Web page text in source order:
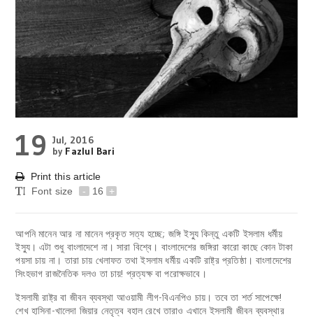
19 Jul, 2016
by Fazlul Bari
Print this article
Font size
- 16 +
আপনি মানেন আর না মানেন প্রকৃত সত্য হচ্ছে; জঙ্গি ইস্যু কিন্তু একটি ইসলাম ধর্মীয়
ইস্যু। এটা শুধু বাংলাদেশে না। সারা বিশ্বে। বাংলাদেশের জঙ্গিরা কারো কাছে কোন টাকা
পয়সা চায় না। তারা চায় খেলাফত তথা ইসলাম ধর্মীয় একটি রাষ্ট্র প্রতিষ্ঠা। বাংলাদেশের
সিংহভাগ রাজনৈতিক দলও তা চায়! প্রত্যক্ষ বা পরোক্ষভাবে।
ইসলামী রাষ্ট্র বা জীবন ব্যবস্থা আওয়ামী লীগ-বিএনপিও চায়। তবে তা শর্ত সাপেক্ষে!
শেখ হাসিনা-খালেদা জিয়ার নেতৃত্ব বহাল রেখে তারাও এখানে ইসলামী জীবন ব্যবস্থার